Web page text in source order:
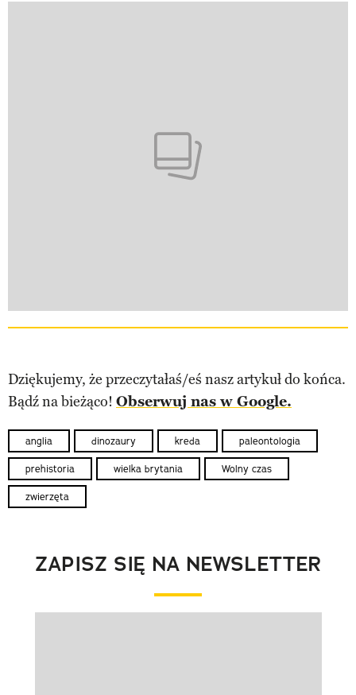
Dziękujemy, że przeczytałaś/eś nasz artykuł do końca.
Bądź na bieżąco! Obserwuj nas w Google.
anglia dinozaury kreda paleontologia
prehistoria wielka brytania Wolny czas
zwierzęta
ZAPISZ SIĘ NA NEWSLETTER